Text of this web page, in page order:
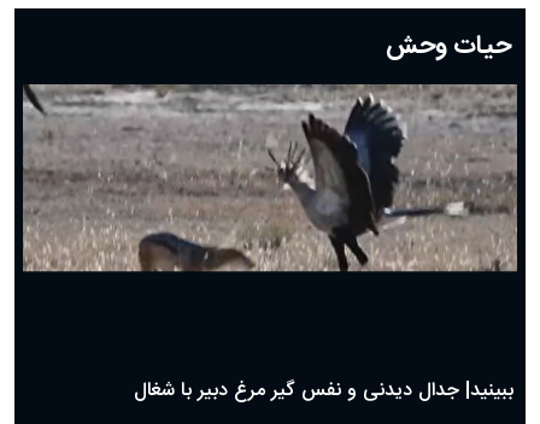
دعای روز بیستم ماه رمضان؛ ۱۹ اسفند ۱۴۰۴
دعای روز هشتم ماه مبارک رمضان؛ ۷ اسفند ماه ۱۴۰۴
دعای روز هفتم ماه رمضان؛ ۶ اسفند ۱۴۰۴
دعای روز ششم ماه رمضان؛ ۵ اسفند ۱۴۰۴
دعای روز پنجم ماه رمضان؛ ۴ اسفند ۱۴۰۴
دعای روز چهارم ماه مبارک رمضان؛ ۳ اسفند ۱۴۰۴
دعای روز سوم ماه مبارک رمضان؛ ۱۴ اسفند ۱۴۰۴
دعای روز دوم ماه مبارک رمضان ۱ اسفند ماه ۱۴۰۴
دعای روز اول ماه مبارک رمضان، ۳۰ بهمن ۱۴۰۴
حیات وحش
ببینید| جدال دیدنی و نفس گیر مرغ دبیر با شغال